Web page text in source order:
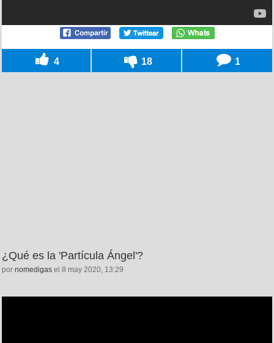
4 18 1
¿Qué es la 'Partícula Ángel'?
por nomedigas el 8 may 2020, 13:29